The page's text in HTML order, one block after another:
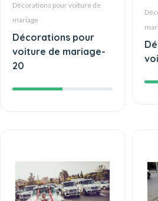
Décorations pour voiture de
mariage
Décorations pour
voiture de mariage-
20